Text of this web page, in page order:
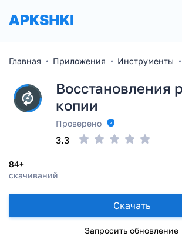
Главная Приложения Инструменты
Восстановления
копии
Проверено
84+
скачиваний
3.3
Скачать
Запросить обновление